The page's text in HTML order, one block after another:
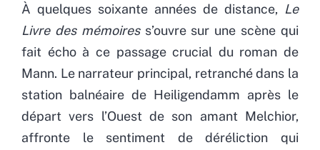
À quelques soixante années de distance, Le
Livre des mémoires s’ouvre sur une scène qui
fait écho à ce passage crucial du roman de
Mann. Le narrateur principal, retranché dans la
station balnéaire de Heiligendamm après le
départ vers l’Ouest de son amant Melchior,
affronte le sentiment de déréliction qui